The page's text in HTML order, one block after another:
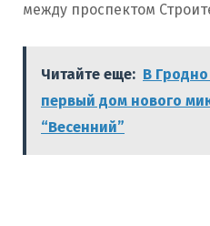
между проспектом
Читайте еще: В
первый дом нового
“Весенний”